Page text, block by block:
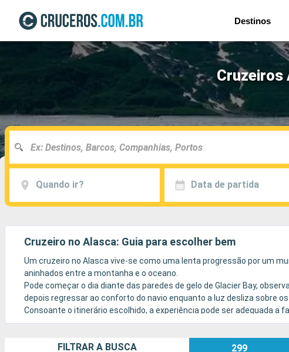
Destinos
Cruzeiros
Quando ir? Data de partida
Cruzeiro no Alasca: Guia para escolher bem
Um cruzeiro no Alasca vive-se como uma lenta progressão por um
aninhados entre a montanha e o oceano.
Pode começar o dia diante das paredes de gelo de Glacier Bay,
depois regressar ao conforto do navio enquanto a luz desliza sobre
Consoante o itinerário escolhido, a experiência pode ser adequada
requintada, a bordo de um navio com um serviço cuidado.
FILTRAR A BUSCA
299